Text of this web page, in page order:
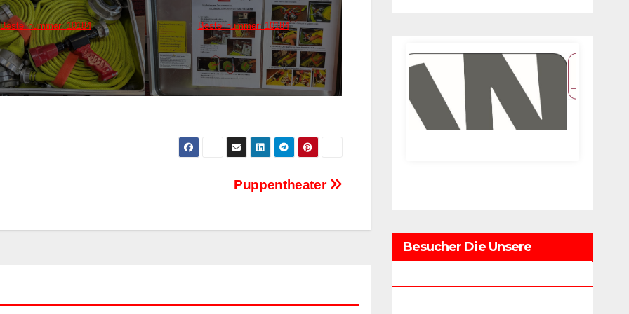
Bestellnummer: 10184 Bestellnummer: 10184
Puppentheater
Wirth+Keller
Webseite Besuchten